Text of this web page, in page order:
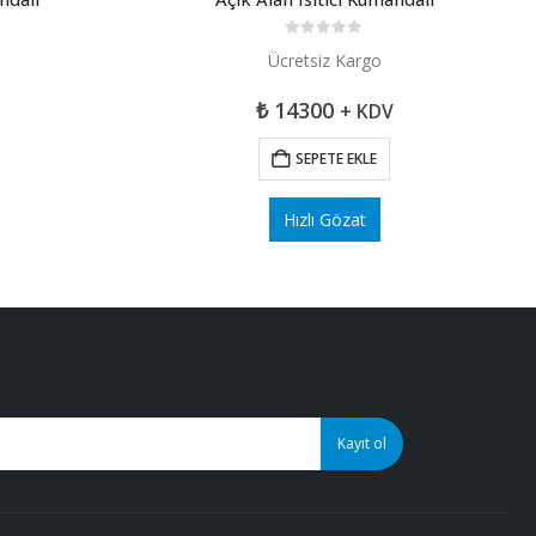
Ücretsiz Kargo
₺14300 + KDV
SEPETE EKLE
Hızlı Gözat